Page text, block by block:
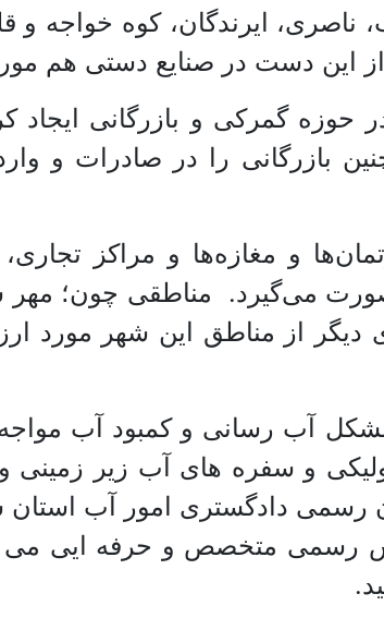
ایرندگان، کوه خواجه و
این دست در صنایع دستی هم
حوزه گمرکی و بازرگانی
بازرگانی را در صادرات و
و مغازه‌ها و مراکز تجاری،
می‌گیرد. مناطقی چون؛ مهر
دیگر از مناطق این شهر
آب رسانی و کمبود آب
و سفره های آب زیر
رسمی دادگستری امور آب
رسمی متخصص و حرفه ایی می